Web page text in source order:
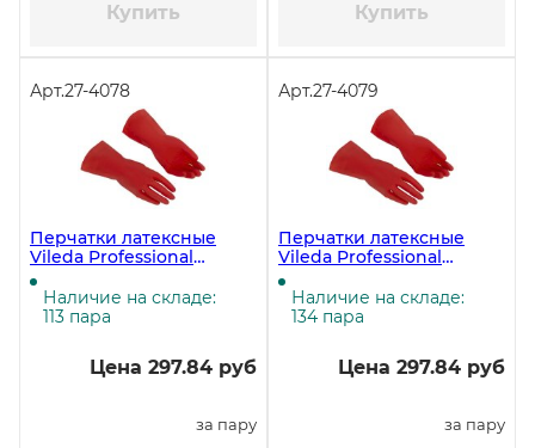
Купить Купить
Арт.27-4078
Перчатки латексные
Vileda Professional
Многоцелевые, размер
L, красные (ЧЗ)
Наличие на складе:
113 пара
Цена 297.84 руб
за пару
Арт.27-4079
Перчатки латексные
Vileda Professional
Многоцелевые, размер
М, красные ЧЗ
Наличие на складе:
134 пара
Цена 297.84 руб
за пару